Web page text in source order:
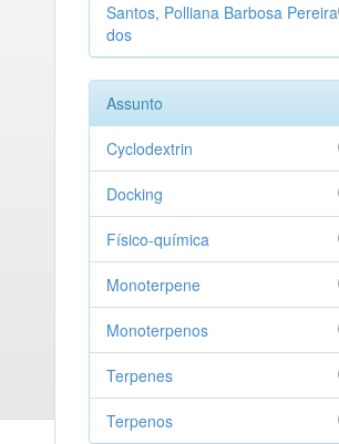
Santos, Polliana Barbosa Pereira
dos
Assunto
Cyclodextrin
Docking
Físico-química
Monoterpene
Monoterpenos
Terpenes
Terpenos